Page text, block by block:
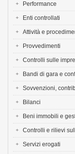
Performance
Enti controllati
Attività e
Provvedimenti
Controlli sulle
Bandi di gara e
Sovvenzioni,
Bilanci
Beni immobili e
Controlli e rilievi
Servizi erogati